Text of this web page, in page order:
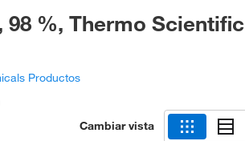
%, Thermo Scientific
Productos
Cambiar vista